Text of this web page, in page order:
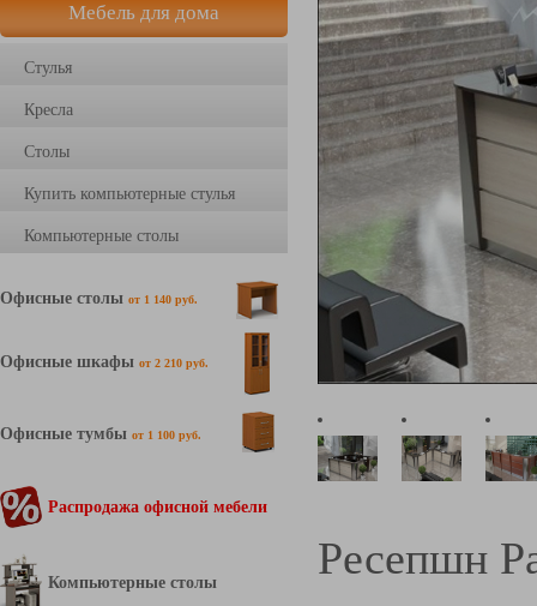
Мебель для дома
Стулья
Кресла
Столы
Купить компьютерные стулья
Компьютерные столы
Офисные столы от 1 140 руб.
Офисные шкафы от 2 210 руб.
Офисные тумбы от 1 100 руб.
Распродажа офисной мебели
Компьютерные столы Ресепшн